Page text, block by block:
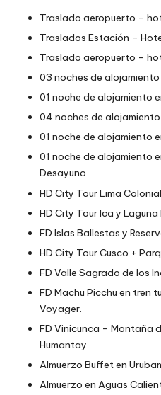
Traslado aeropuerto –
Traslados Estación –
Traslado aeropuerto –
03 noches de alojamiento
01 noche de alojamiento
04 noches de
01 noche de alojamiento
01 noche de alojamiento
Desayuno
HD City Tour Lima
HD City Tour Ica y
FD Islas Ballestas y
HD City Tour Cusco +
FD Valle Sagrado de los
FD Machu Picchu en tren
Voyager.
FD Vinicunca – Montaña
Humantay.
Almuerzo Buffet en
Almuerzo en Aguas